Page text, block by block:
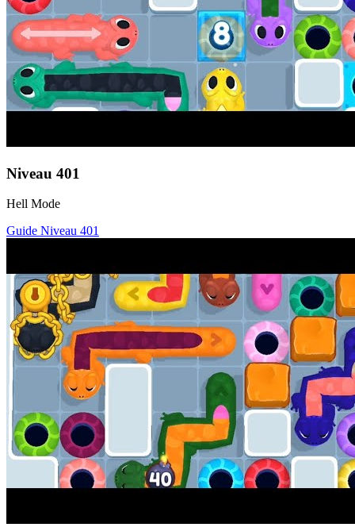
Niveau 401
Hell Mode
Guide Niveau 401